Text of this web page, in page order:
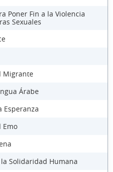
Poner Fin a la Violencia
Sexuales
Migrante
Árabe
Esperanza
Emo
Solidaridad Humana